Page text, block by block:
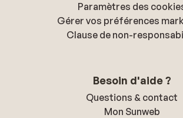
Paramètres des
Gérer vos préférences
Clause de non-
Besoin d'aide ?
Questions & contact
Mon Sunweb